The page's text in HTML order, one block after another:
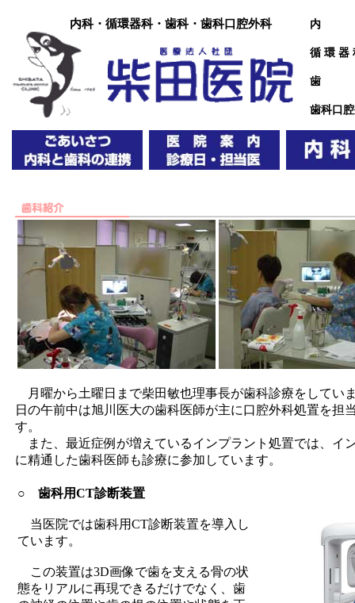
内科・循環器科・歯科・歯科口腔外科 内
循 環
歯
歯科口腔
月曜から土曜日まで柴田敏也理事長が歯科診療をしてい
日の午前中は旭川医大の歯科医師が主に口腔外科処置を担
す。
また、最近症例が増えているインプラント処置では、イ
に精通した歯科医師も診療に参加しています。
○ 歯科用CT診断装置
当医院では歯科用CT診断装置を導入し
ています。
この装置は3D画像で歯を支える骨の状
態をリアルに再現できるだけでなく、歯